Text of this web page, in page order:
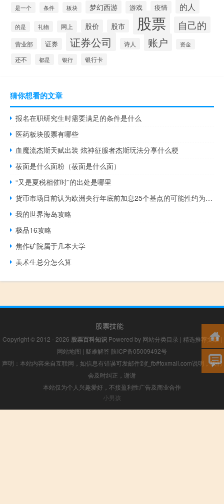
是一个 条件 板块 梦幻西游 游戏 疫情 的人
的是 礼物 网上 股价 股市 股票 自己的
营业部 证券 证券公司 诗人 账户 资金
还不 都是 银行 银行卡
猜你想看的文章
报名在职研究生时需要满足的条件是什么
医药板块股票有哪些
血魔流杰斯天赋出装 炫神征服者杰斯玩法分享什么梗
莜面是什么面粉（莜面是什么面）
“又是夏税相催时”的出处是哪里
货币市场目前认为欧洲央行年底前加息25个基点的可能性约为80%本周加息的可能性为45%
我的世界海岛攻略
极品16攻略
焦作矿院属于几本大学
美术生总分怎么算
股票技能
Copyright © 2012 - 2026 股票百科知识 Powered by 网站分类目录 | 精选推荐文章|
网站地图 | 疑难解答 陕ICP备05009492号
声明：本站内容来自互联网，如信息有错误可发邮件到f_fb#foxmail.com说明，我们
会及时纠正，谢谢
本站仅为个人兴趣爱好，不接盈利性广告及商业合作
小男孩